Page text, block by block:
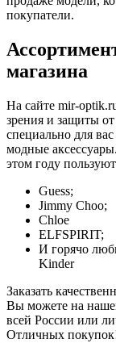
покупатели.
магазина
На сайте mir-
зрения и защиты
специально для
модные
этом году
Guess;
Jimmy Choo;
Chloe
ELFSPIRIT;
И горячо
Kinder
Заказать
Вы можете на
всей России или
Отличных